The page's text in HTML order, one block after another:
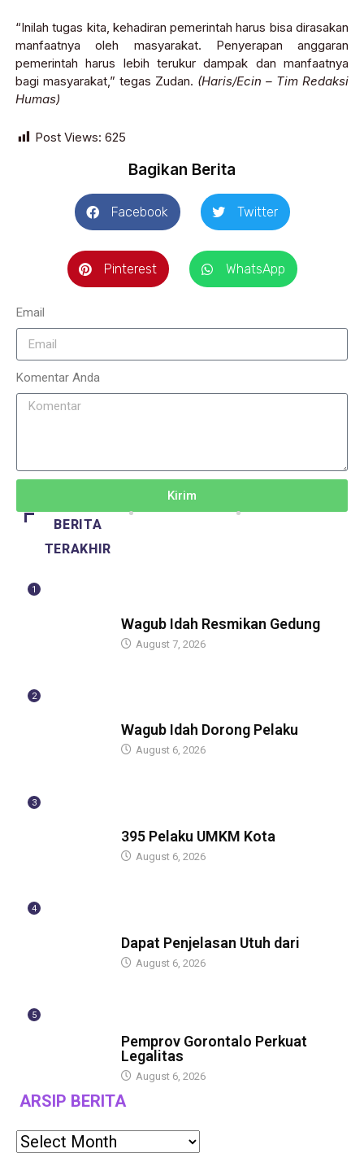
“Inilah tugas kita, kehadiran pemerintah harus bisa dirasakan
manfaatnya oleh masyarakat. Penyerapan anggaran
pemerintah harus lebih terukur dampak dan manfaatnya
bagi masyarakat,” tegas Zudan. (Haris/Ecin – Tim Redaksi
Humas)
Post Views: 625
Bagikan Berita
Facebook Twitter
Pinterest WhatsApp
Email
Komentar Anda
Kirim
BERITA
TERAKHIR
1
Wagub Idah Resmikan Gedung
August 7, 2026
2
Wagub Idah Dorong Pelaku
August 6, 2026
3
395 Pelaku UMKM Kota
August 6, 2026
4
Dapat Penjelasan Utuh dari
August 6, 2026
5
Pemprov Gorontalo Perkuat
Legalitas
August 6, 2026
ARSIP BERITA